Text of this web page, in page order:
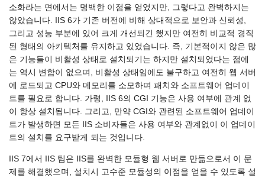
소화라는 면에서는 명백한 이점을 얻었지만, 그렇다고 완벽하지는
않았습니다. IIS 6가 기존 버전에 비해 상대적으로 보안과 신뢰성,
그리고 성능 부분에 있어 크게 개선되긴 했지만 여전히 비교적 경직
된 형태의 아키텍처를 유지하고 있었습니다. 즉, 기본적이지 않은 많
은 기능들이 비활성 상태로 설치되기는 하지만 설치되었다는 점에
는 역시 변함이 없으며, 비활성 상태임에도 불구하고 여전히 웹 서버
에 로드되고 CPU와 메모리를 소모하며 패치와 소프트웨어 업데이
트를 필요로 합니다. 가령, IIS 6의 CGI 기능은 사용 여부에 관계 없
이 항상 설치됩니다. 그리고, 만약 CGI와 관련된 소프트웨어 업데이
트가 발생하면 모든 IIS 소비자들은 사용 여부와 관계없이 이 업데이
트의 설치를 요구받게 되는 것입니다.
IIS 7에서 IIS 팀은 IIS를 완벽한 모듈형 웹 서버로 만듦으로서 이 문
제를 해결했으며, 설치시 고수준 모듈성의 이점을 얻을 수 있도록 설